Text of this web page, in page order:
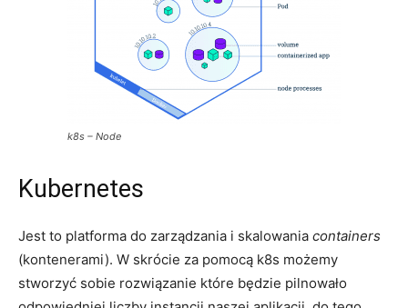
k8s – Node
Kubernetes
Jest to platforma do zarządzania i skalowania containers
(kontenerami). W skrócie za pomocą k8s możemy
stworzyć sobie rozwiązanie które będzie pilnowało